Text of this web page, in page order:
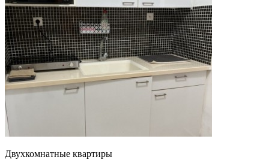
Двухкомнатные квартиры